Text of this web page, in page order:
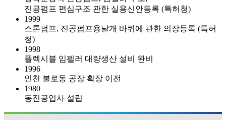
진공펌프 편심구조 관한 실용신안등록 (특허청)
1999
스톤펌프, 진공펌프용날개 바퀴에 관한 의장등록 (특허
청)
1998
플렉시블 임펠러 대량생산 설비 완비
1996
인천 불로동 공장 확장 이전
1980
동진공업사 설립